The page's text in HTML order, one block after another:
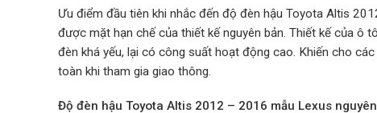
Ưu điểm đầu tiên khi nhắc đến độ đèn hậu Toyota Altis
được mặt hạn chế của thiết kế nguyên bản. Thiết kế của ô
đèn khá yếu, lại có công suất hoạt động cao. Khiến cho
toàn khi tham gia giao thông.
Độ đèn hậu Toyota Altis 2012 – 2016 mẫu Lexus